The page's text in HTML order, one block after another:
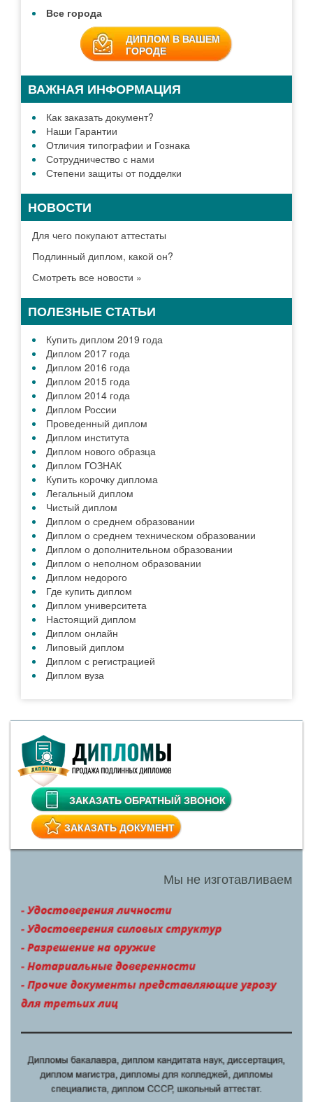
Все города
ДИПЛОМ В ВАШЕМ
ГОРОДЕ
ВАЖНАЯ ИНФОРМАЦИЯ
Как заказать документ?
Наши Гарантии
Отличия типографии и Гознака
Сотрудничество с нами
Степени защиты от подделки
НОВОСТИ
Для чего покупают аттестаты
Подлинный диплом, какой он?
Смотреть все новости »
ПОЛЕЗНЫЕ СТАТЬИ
Купить диплом 2019 года
Диплом 2017 года
Диплом 2016 года
Диплом 2015 года
Диплом 2014 года
Диплом России
Проведенный диплом
Диплом института
Диплом нового образца
Диплом ГОЗНАК
Купить корочку диплома
Легальный диплом
Чистый диплом
Диплом о среднем образовании
Диплом о среднем техническом образовании
Диплом о дополнительном образовании
Диплом о неполном образовании
Диплом недорого
Где купить диплом
Диплом университета
Настоящий диплом
Диплом онлайн
Липовый диплом
Диплом с регистрацией
Диплом вуза
ЗАКАЗАТЬ ОБРАТНЫЙ ЗВОНОК
ЗАКАЗАТЬ ДОКУМЕНТ
Мы не изготавливаем